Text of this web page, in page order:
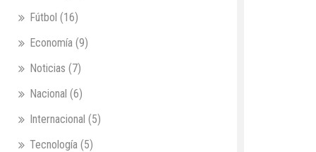
Fútbol (16)
Economía (9)
Noticias (7)
Nacional (6)
Internacional (5)
Tecnología (5)